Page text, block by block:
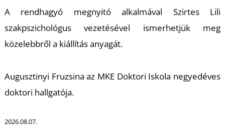
A rendhagyó megnyitó alkalmával Szirtes Lili
szakpszichológus vezetésével ismerhetjük meg
közelebbről a kiállítás anyagát.
Augusztinyi Fruzsina az MKE Doktori Iskola negyedéves
doktori hallgatója.
2026.08.07.